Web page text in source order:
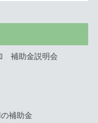
補助金説明会
補助金